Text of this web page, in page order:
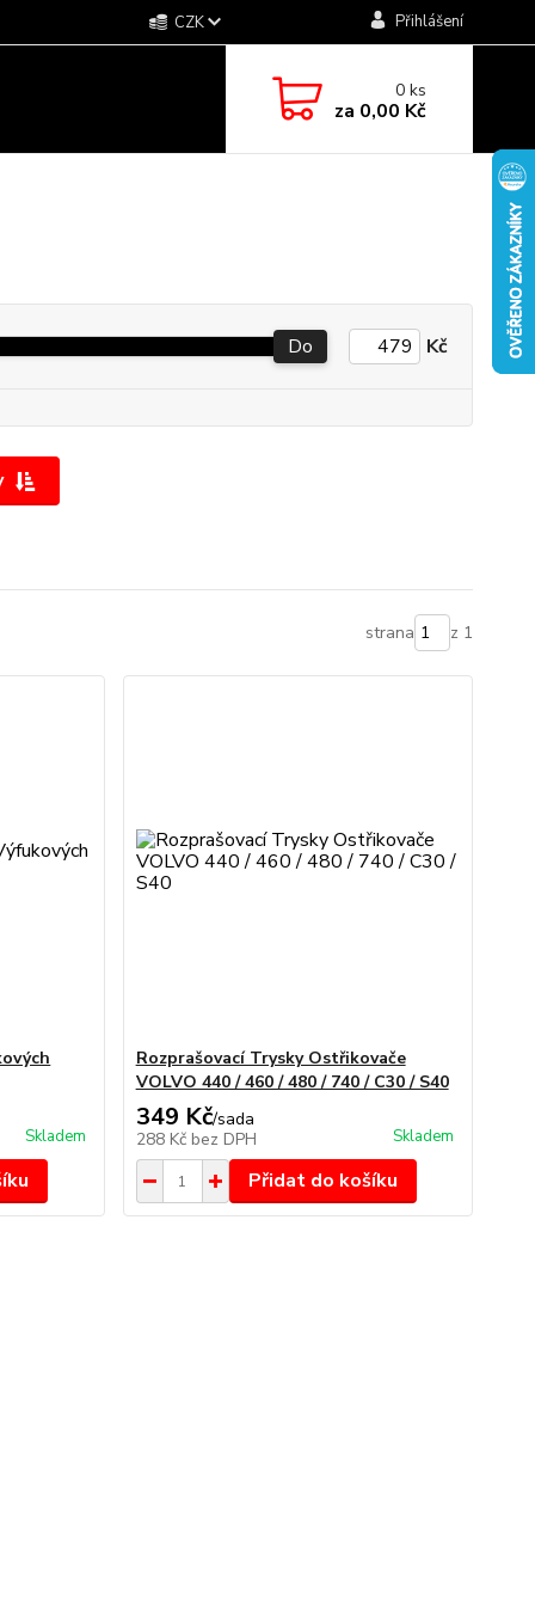
CZK Přihlášení
0ks
za 0,00 Kč
Do Kč
strana z 1
Skladem
Rozprašovací Trysky Ostřikovače
VOLVO 440 / 460 / 480 / 740 / C30 / S40
349 Kč/sada
288 Kč bez DPH Skladem
Přidat do košíku